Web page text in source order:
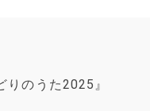
りのうた2025』